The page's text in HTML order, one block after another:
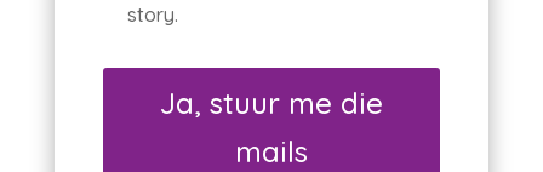
story.
Ja, stuur me die
mails